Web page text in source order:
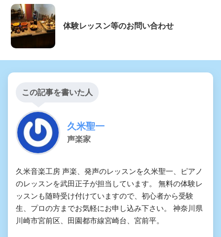
体験レッスン等のお問い合わせ
この記事を書いた人
久米聖一
声楽家
久米音楽工房 声楽、発声のレッスンを久米聖一、ピアノ
のレッスンを武田正子が担当しています。 無料の体験レ
ッスンも随時受け付けていますので、初心者から受験
生、プロの方までお気軽にお申し込み下さい。 神奈川県
川崎市宮前区、田園都市線宮崎台、宮前平。